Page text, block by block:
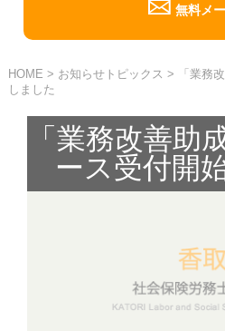
無料メ
HOME > お知らせトピックス >
「業務
しました
「業務改善助
ース受付開